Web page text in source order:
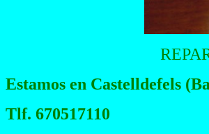
Estamos en Castelldefels
Tlf. 670517110